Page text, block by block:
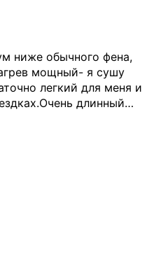
ниже обычного фена,
мощный- я сушу
легкий для меня и
длинный…